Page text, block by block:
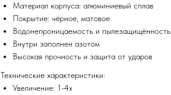
Материал корпуса: алюминиевый сплав
Покрытие: чёрное, матовое
Водонепроницаемость и пылезащищённость
Внутри заполнен азотом
Высокая прочность и защита от ударов
Технические характеристики:
Увеличение: 1-4х